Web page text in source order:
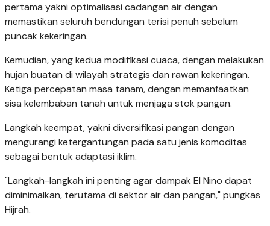
pertama yakni optimalisasi cadangan air dengan
memastikan seluruh bendungan terisi penuh sebelum
puncak kekeringan.
Kemudian, yang kedua modifikasi cuaca, dengan melakukan
hujan buatan di wilayah strategis dan rawan kekeringan.
Ketiga percepatan masa tanam, dengan memanfaatkan
sisa kelembaban tanah untuk menjaga stok pangan.
Langkah keempat, yakni diversifikasi pangan dengan
mengurangi ketergantungan pada satu jenis komoditas
sebagai bentuk adaptasi iklim.
"Langkah-langkah ini penting agar dampak El Nino dapat
diminimalkan, terutama di sektor air dan pangan," pungkas
Hijrah.